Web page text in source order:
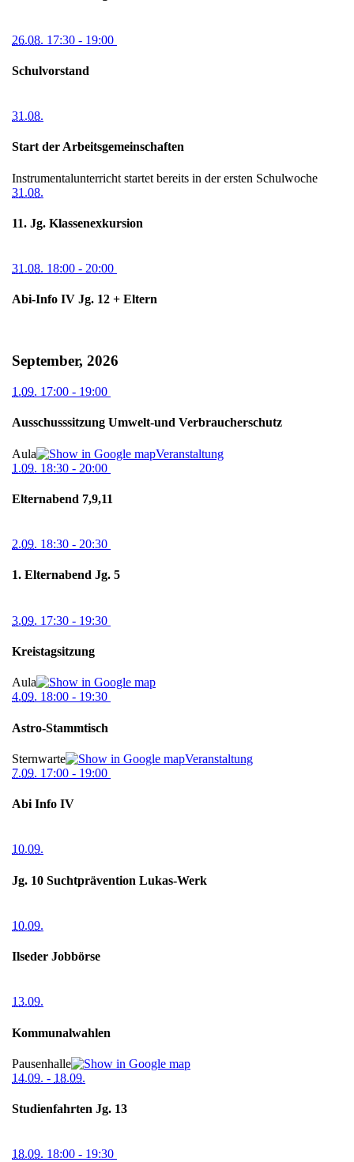
26.08. 17:30 - 19:00
Schulvorstand
31.08.
Start der Arbeitsgemeinschaften
Instrumentalunterricht startet bereits in der ersten Schulwoche
31.08.
11. Jg. Klassenexkursion
31.08. 18:00 - 20:00
Abi-Info IV Jg. 12 + Eltern
September, 2026
1.09. 17:00 - 19:00
Ausschusssitzung Umwelt-und Verbraucherschutz
Aula
Veranstaltung
1.09. 18:30 - 20:00
Elternabend 7,9,11
2.09. 18:30 - 20:30
1. Elternabend Jg. 5
3.09. 17:30 - 19:30
Kreistagsitzung
Aula
4.09. 18:00 - 19:30
Astro-Stammtisch
Sternwarte
Veranstaltung
7.09. 17:00 - 19:00
Abi Info IV
10.09.
Jg. 10 Suchtprävention Lukas-Werk
10.09.
Ilseder Jobbörse
13.09.
Kommunalwahlen
Pausenhalle
14.09. - 18.09.
Studienfahrten Jg. 13
18.09. 18:00 - 19:30